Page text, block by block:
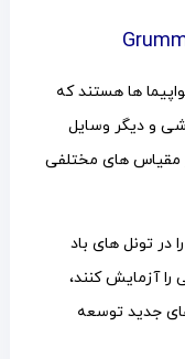
ها هستند که
و دیگر وسایل
مقیاس های مختلفی
در تونل های باد
را آزمایش کنند،
جدید توسعه